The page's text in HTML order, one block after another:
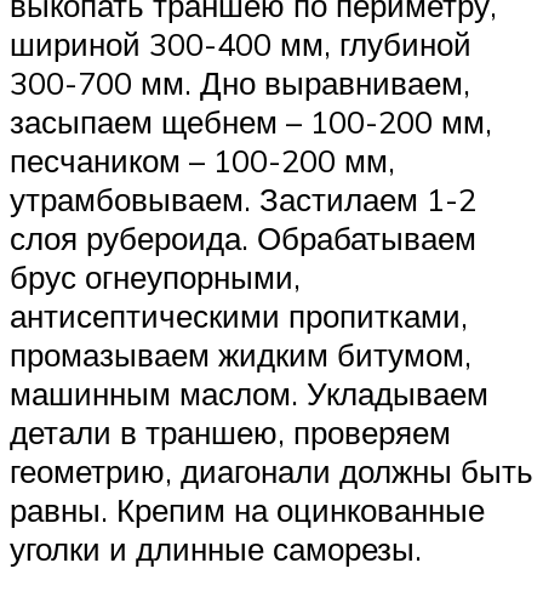
шириной 300-400 мм, глубиной
300-700 мм. Дно выравниваем,
засыпаем щебнем – 100-200 мм,
песчаником – 100-200 мм,
утрамбовываем. Застилаем 1-2
слоя рубероида. Обрабатываем
брус огнеупорными,
антисептическими пропитками,
промазываем жидким битумом,
машинным маслом. Укладываем
детали в траншею, проверяем
геометрию, диагонали должны быть
равны. Крепим на оцинкованные
уголки и длинные саморезы.